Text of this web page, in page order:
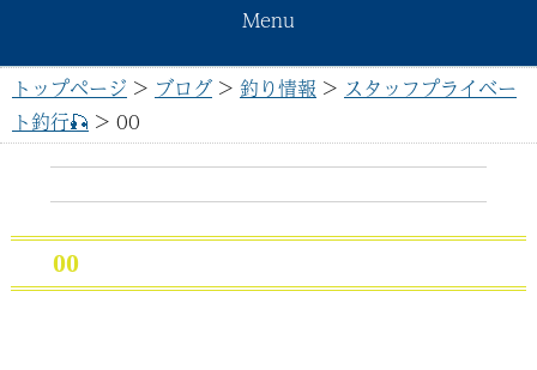
Menu
トップページ > ブログ > 釣り情報 > スタッフプライベー
ト釣行🎣 > 00
00